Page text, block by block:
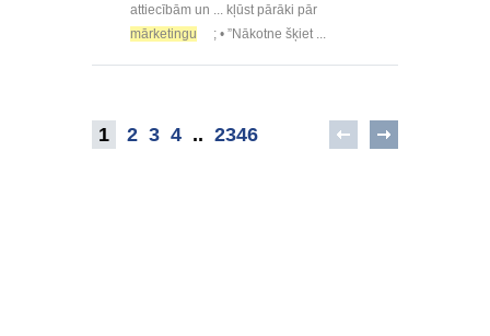
attiecībām un ... kļūst pārāki pār
mārketingu
; • ”Nākotne šķiet ...
1 2 3 4 .. 2346